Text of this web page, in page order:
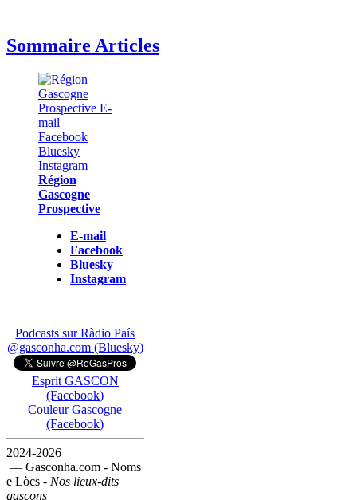
Sommaire Articles
Région
Gascogne
Prospective
E-mail
Facebook
Bluesky
Instagram
Podcasts sur Ràdio País
@gasconha.com (Bluesky)
Esprit GASCON
(Facebook)
Couleur Gascogne
(Facebook)
2024-2026
— Gasconha.com - Noms
e Lòcs - Nos lieux-dits
gascons